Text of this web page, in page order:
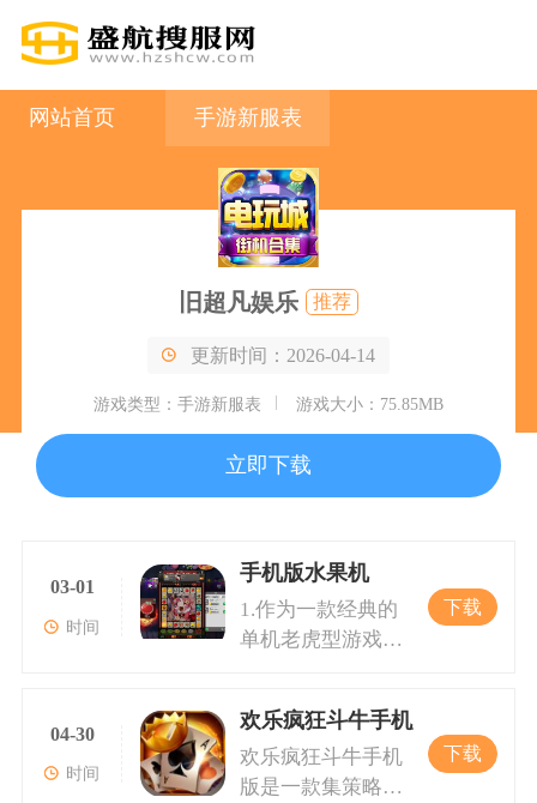
网站首页 手游新服表
旧超凡娱乐 推荐
更新时间：2026-04-14
游戏类型：手游新服表 游戏大小：75.85MB
立即下载
03-01
时间
手机版水果机
1.作为一款经典的
单机老虎型游戏，
典元素，同时融入
了现代游戏的创新
设计。游戏以777
下载
04-30
时间
欢乐疯狂斗牛手机版
欢乐疯狂斗牛手机
版是一款集策略性
下载